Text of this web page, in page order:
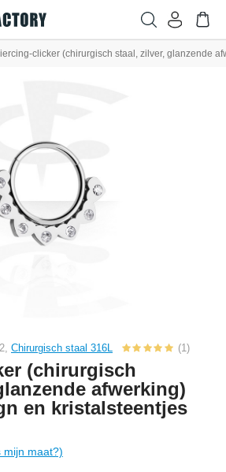
clicker (chirurgisch staal, zilver, glanzende
Chirurgisch staal 316L (1)
(chirurgisch
afwerking)
en kristalsteentjes
mijn maat?)